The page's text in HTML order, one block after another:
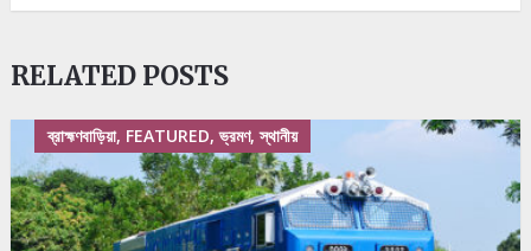
RELATED POSTS
ব্রাহ্মণবাড়িয়া, FEATURED, ভ্রমণ, স্থানীয়